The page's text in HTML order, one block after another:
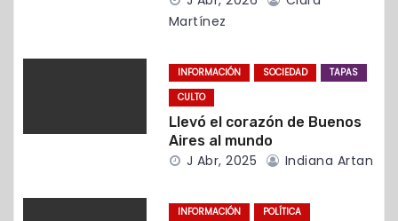
e
t
a
Martínez
INFORMACIÓN SOCIEDAD
TAPAS
CULTO
Llevó el corazón de Buenos
Aires al mundo
J Abr, 2025 Indiana Artan
INFORMACIÓN
POLÍTICA